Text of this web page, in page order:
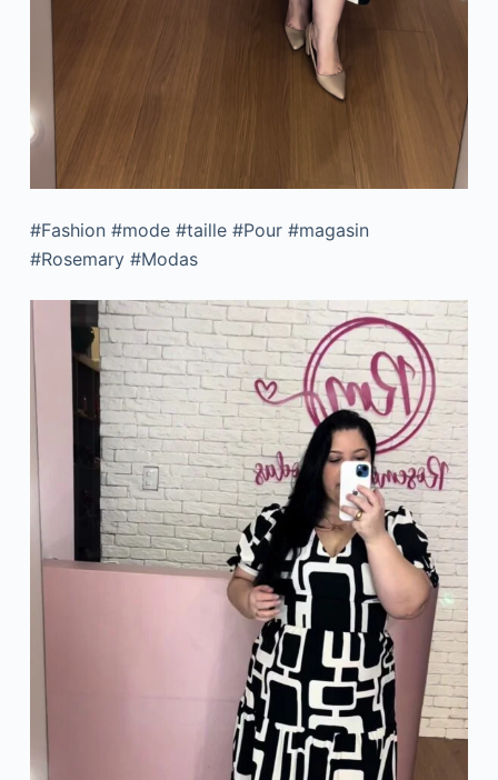
#Fashion #mode #taille #Pour #magasin
#Rosemary #Modas